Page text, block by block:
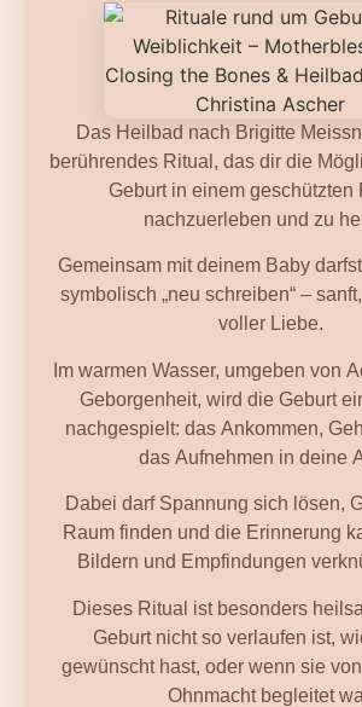
Das Heilbad nach Brigitte
berührendes Ritual, das dir die
Geburt in einem geschützten
nachzuerleben und zu
Gemeinsam mit deinem Baby
symbolisch „neu schreiben“ –
voller Liebe.
Im warmen Wasser, umgeben von
Geborgenheit, wird die Geburt
nachgespielt: das Ankommen,
das Aufnehmen in deine
Dabei darf Spannung sich lösen,
Raum finden und die Erinnerung
Bildern und Empfindungen
Dieses Ritual ist besonders
Geburt nicht so verlaufen ist,
gewünscht hast, oder wenn sie
Ohnmacht begleitet